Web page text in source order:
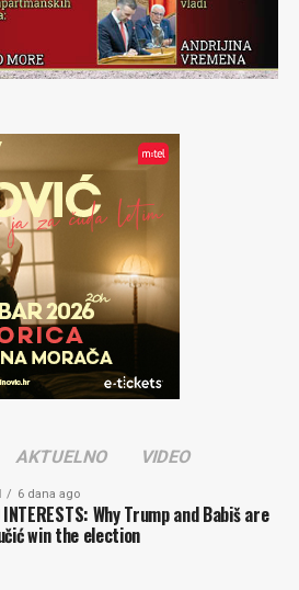
AKTUELNO VIDEO
6 dana ago
INTERESTS: Why Trump and Babiš are
win the election